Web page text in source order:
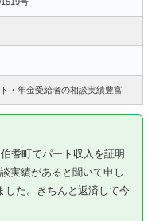
・年金受給者の相談実績豊富
耆町でパート収入を証明
実績があると聞いて申し
した。きちんと返済して今